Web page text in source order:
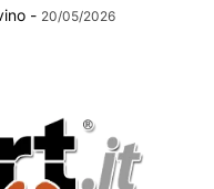
- 20/05/2026